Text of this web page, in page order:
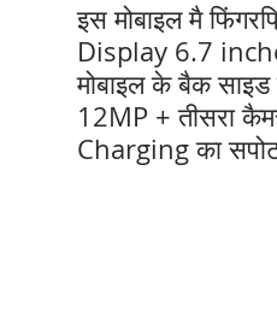
इस मोबाइल मै
Display 6.7
मोबाइल के बैक
12MP + तीसरा
Charging का